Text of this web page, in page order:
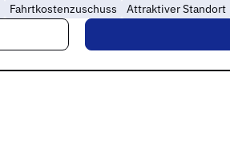
Fahrtkostenzuschuss Attraktiver Standort